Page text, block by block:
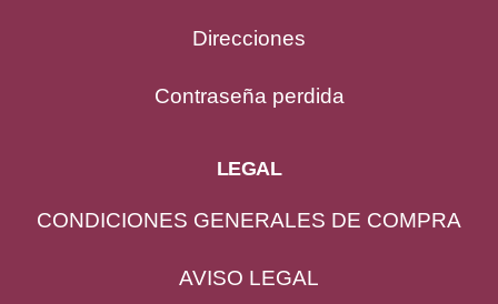
Direcciones
Contraseña perdida
LEGAL
CONDICIONES GENERALES DE COMPRA
AVISO LEGAL